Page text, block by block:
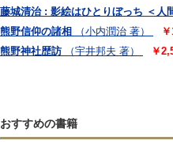
藤城清治 : 影絵はひとりぼっち ＜人
熊野信仰の諸相
（小内潤治 著）
熊野神社歴訪
（宇井邦夫 著） ￥
おすすめの書籍